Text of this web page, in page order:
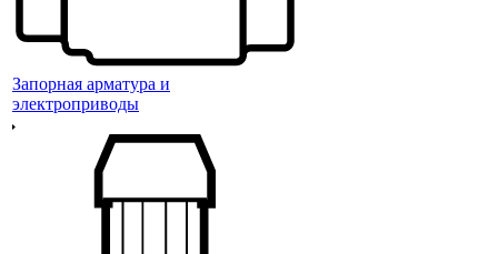
Запорная арматура и
электроприводы